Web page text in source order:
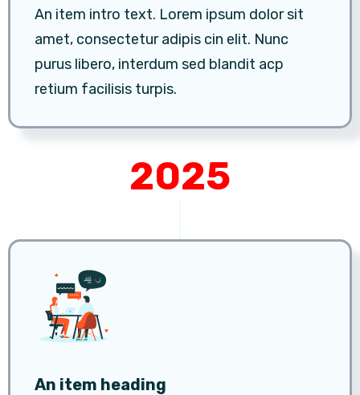
An item intro text. Lorem ipsum dolor sit
amet, consectetur adipis cin elit. Nunc
purus libero, interdum sed blandit acp
retium facilisis turpis.
2025
An item heading